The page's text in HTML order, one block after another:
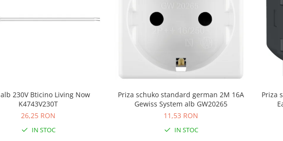
alb 230V Bticino Living Now
K4743V230T
26,25 RON
IN STOC
Priza schuko standard german 2M 16A
Gewiss System alb GW20265
11,53 RON
IN STOC
Priza